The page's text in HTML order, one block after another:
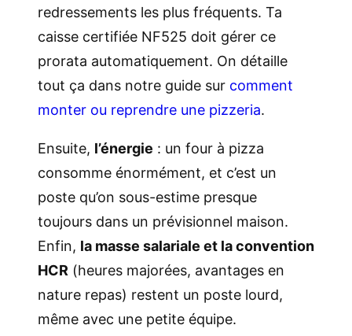
redressements les plus fréquents. Ta
caisse certifiée NF525 doit gérer ce
prorata automatiquement. On détaille
tout ça dans notre guide sur comment
monter ou reprendre une pizzeria.
Ensuite, l’énergie : un four à pizza
consomme énormément, et c’est un
poste qu’on sous-estime presque
toujours dans un prévisionnel maison.
Enfin, la masse salariale et la convention
HCR (heures majorées, avantages en
nature repas) restent un poste lourd,
même avec une petite équipe.